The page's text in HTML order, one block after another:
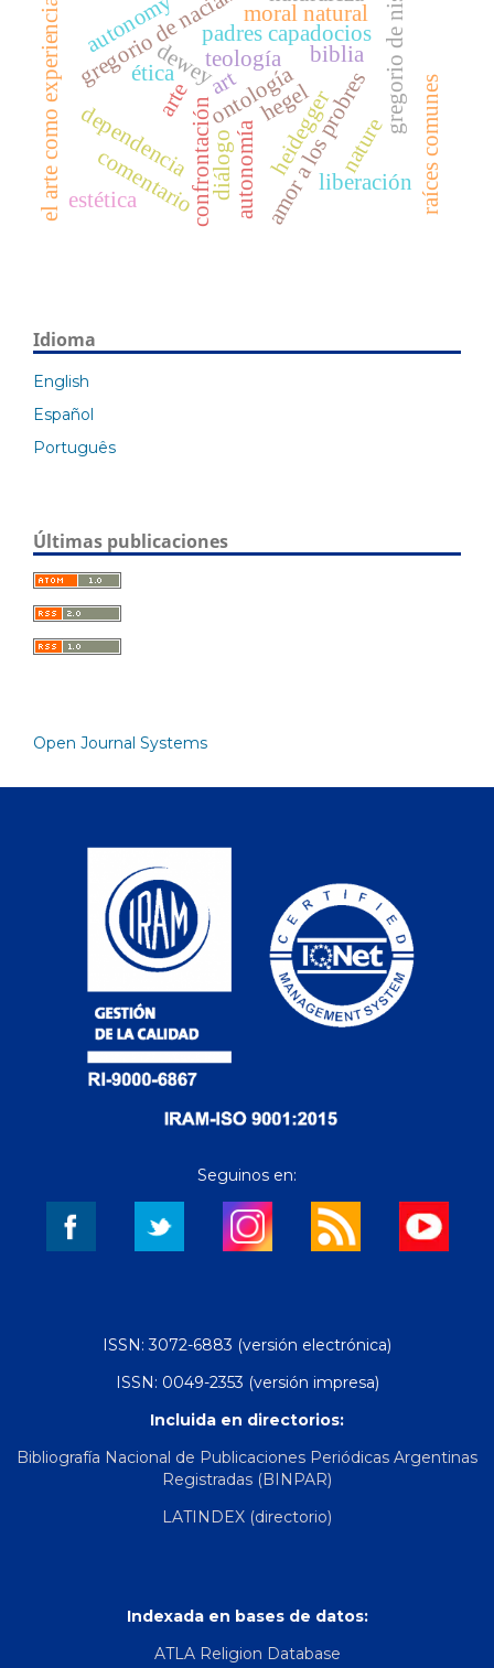
biblia
teología
heidegger
hegel
ontología
confrontación
padres capadocios gregorio de nisa
gregorio de nacianzo
amor a los probres
dependencia
liberación
diálogo
ética
comentario
moral natural
dewey
arte art
estética raíces comunes
nature
autonomía
el arte como experiencia autonomy
Idioma
English
Español
Português
Últimas publicaciones
Open Journal Systems
Seguinos en:
ISSN: 3072-6883 (versión electrónica)
ISSN: 0049-2353 (versión impresa)
Incluida en directorios:
Bibliografía Nacional de Publicaciones Periódicas Argentinas
Registradas (BINPAR)
LATINDEX (directorio)
Indexada en bases de datos:
ATLA Religion Database